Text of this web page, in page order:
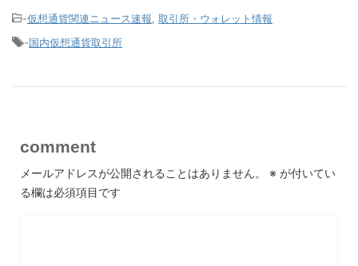
-仮想通貨関連ニュース速報, 取引所・ウォレット情報
-国内仮想通貨取引所
comment
メールアドレスが公開されることはありません。 ※ が付いてい
る欄は必須項目です